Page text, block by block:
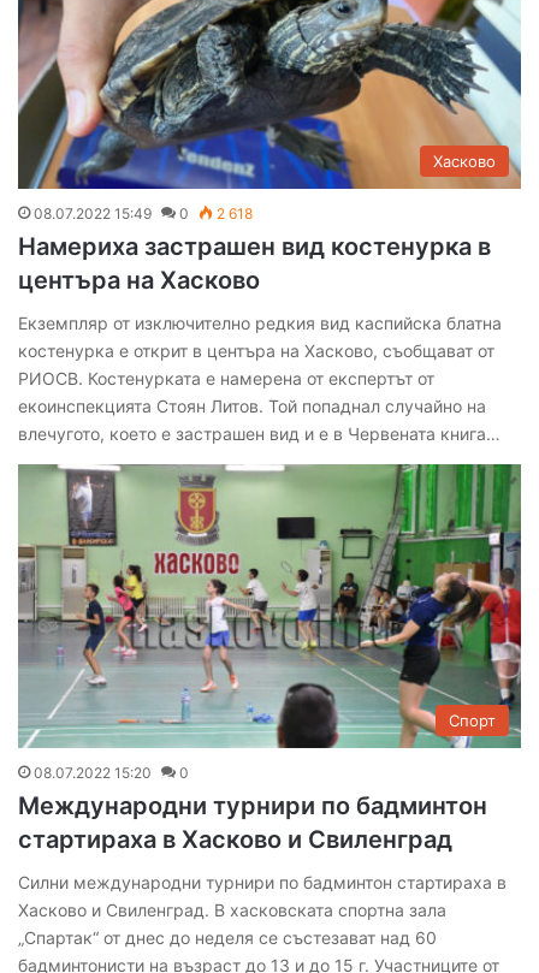
Хасково
08.07.2022 15:49 0 2 618
Намериха застрашен вид костенурка в
центъра на Хасково
Екземпляр от изключително редкия вид каспийска блатна
костенурка е открит в центъра на Хасково, съобщават от
РИОСВ. Костенурката е намерена от експертът от
екоинспекцията Стоян Литов. Той попаднал случайно на
влечугото, което е застрашен вид и е в Червената книга…
Спорт
08.07.2022 15:20 0
Международни турнири по бадминтон
стартираха в Хасково и Свиленград
Силни международни турнири по бадминтон стартираха в
Хасково и Свиленград. В хасковската спортна зала
„Спартак“ от днес до неделя се състезават над 60
бадминтонисти на възраст до 13 и до 15 г. Участниците от